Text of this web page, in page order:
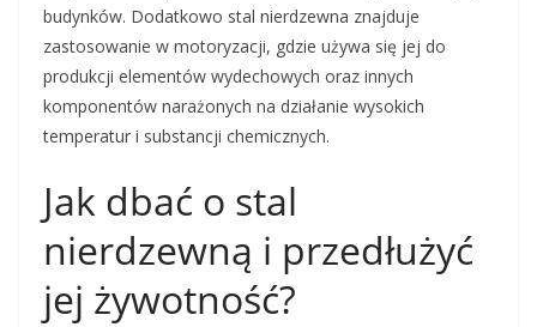
budynków. Dodatkowo stal nierdzewna znajduje
zastosowanie w motoryzacji, gdzie używa się jej do
produkcji elementów wydechowych oraz innych
komponentów narażonych na działanie wysokich
temperatur i substancji chemicznych.
Jak dbać o stal
nierdzewną i przedłużyć
jej żywotność?